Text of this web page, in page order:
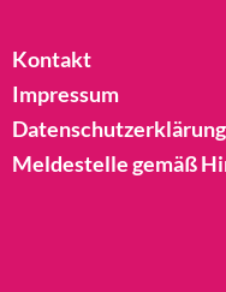
Kontakt
Impressum
Datenschutzerklärung
Meldestelle gemäß